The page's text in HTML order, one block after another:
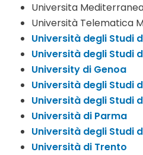
Universita
Università Telematica
Università degli Studi
Università degli Studi
University di Genoa
Università degli Studi
Università degli Studi
Università di Parma
Università degli Studi
Università di Trento